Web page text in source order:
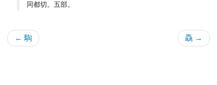
同都切。五部。
← 騊 驫 →